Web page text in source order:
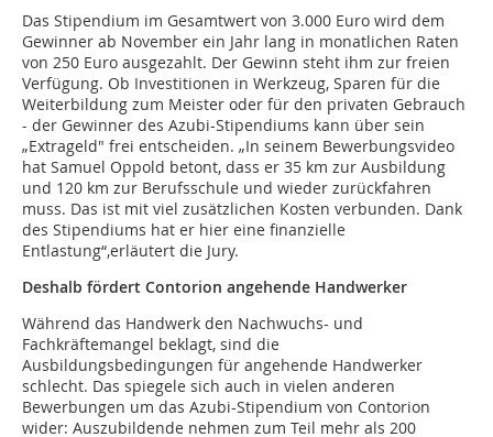
Das Stipendium im Gesamtwert von 3.000 Euro wird dem
Gewinner ab November ein Jahr lang in monatlichen Raten
von 250 Euro ausgezahlt. Der Gewinn steht ihm zur freien
Verfügung. Ob Investitionen in Werkzeug, Sparen für die
Weiterbildung zum Meister oder für den privaten Gebrauch
- der Gewinner des Azubi-Stipendiums kann über sein
„Extrageld" frei entscheiden. „In seinem Bewerbungsvideo
hat Samuel Oppold betont, dass er 35 km zur Ausbildung
und 120 km zur Berufsschule und wieder zurückfahren
muss. Das ist mit viel zusätzlichen Kosten verbunden. Dank
des Stipendiums hat er hier eine finanzielle
Entlastung“,erläutert die Jury.
Deshalb fördert Contorion angehende Handwerker
Während das Handwerk den Nachwuchs- und
Fachkräftemangel beklagt, sind die
Ausbildungsbedingungen für angehende Handwerker
schlecht. Das spiegele sich auch in vielen anderen
Bewerbungen um das Azubi-Stipendium von Contorion
wider: Auszubildende nehmen zum Teil mehr als 200